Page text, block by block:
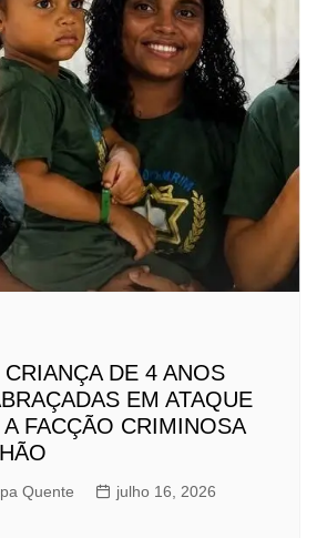
DE 4 ANOS
EM ATAQUE
FACÇÃO CRIMINOSA
Quente
julho 16, 2026